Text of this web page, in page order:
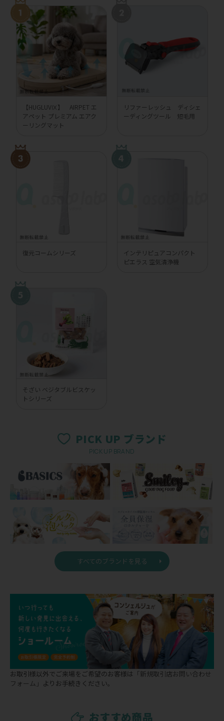
【HUGLUVⅨ】 AIRPET エ
アペット プレミアム エアク
ーリングマット
リファーレッシュ ディシェ
ーディングツール 短毛用
復元コームシリーズ
インテリピュアコンパクト
ピエラス 空気清浄機
そざい ベジタブルビスケッ
トシリーズ
PICK UP ブランド
PICK UP BRAND
すべてのブランドを見る
お取引様以外でご来場をご希望のお客様は 「新規取引店お問い合わせ
フォーム」 よりお手続きください。
おすすめ商品